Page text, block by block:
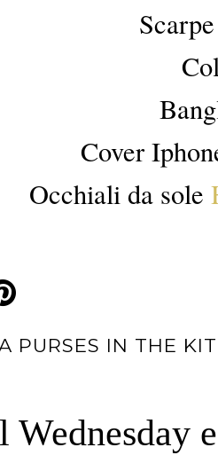
Cover
Occhiali da sole
PURSES IN THE
Wednesday